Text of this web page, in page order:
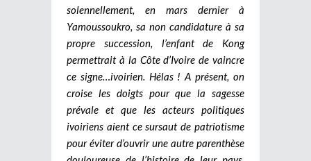
solennellement, en mars dernier à
Yamoussoukro, sa non candidature à sa
propre succession, l’enfant de Kong
permettrait à la Côte d’Ivoire de vaincre
ce signe…ivoirien. Hélas ! A présent, on
croise les doigts pour que la sagesse
prévale et que les acteurs politiques
ivoiriens aient ce sursaut de patriotisme
pour éviter d’ouvrir une autre parenthèse